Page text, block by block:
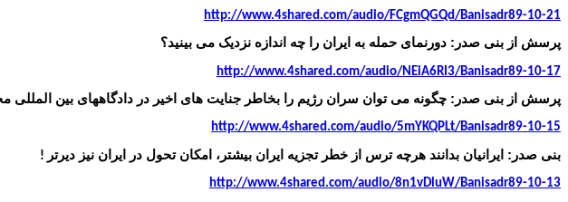
http://www.4shared.com/audio/FCgmQGQd/Banisadr89-10-21
پرسش از بنی صدر: دورنمای حمله به ایران را چه اندازه نزدیک می بینید؟
http://www.4shared.com/audio/NEiA6RI3/Banisadr89-10-17
پرسش از بنی صدر: چگونه می توان سران رژیم را بخاطر جنایت های اخیر در دادگاههای بین المللی
http://www.4shared.com/audio/5mYKQPLt/Banisadr89-10-15
بنی صدر: ایرانیان بدانند هرچه ترس از خطر تجزیه ایران بیشتر، امکان تحول در ایران نیز دیرتر !
http://www.4shared.com/audio/8n1vDluW/Banisadr89-10-13